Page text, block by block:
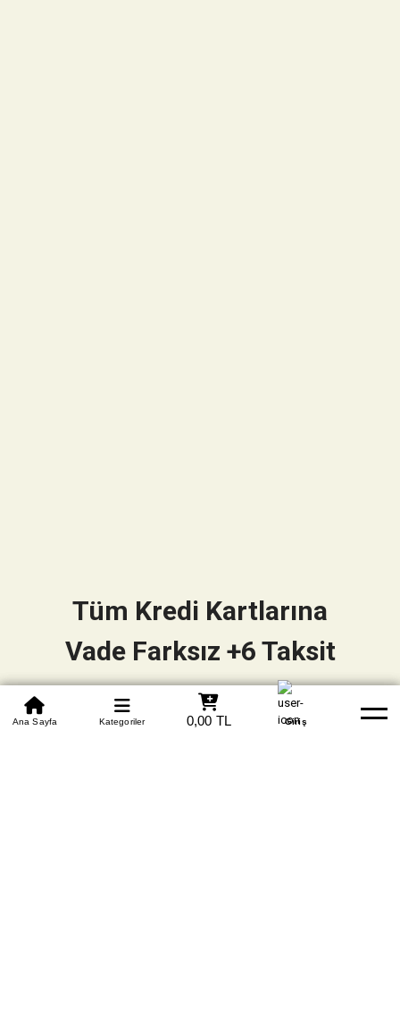
0850 305 09 70
Beden Tablosu Banka Hesapları Whatsapp Yardım
Ana Sayfa Kategoriler 0,00 TL Giriş
Tüm Kredi Kartlarına
Vade Farksız +6 Taksit